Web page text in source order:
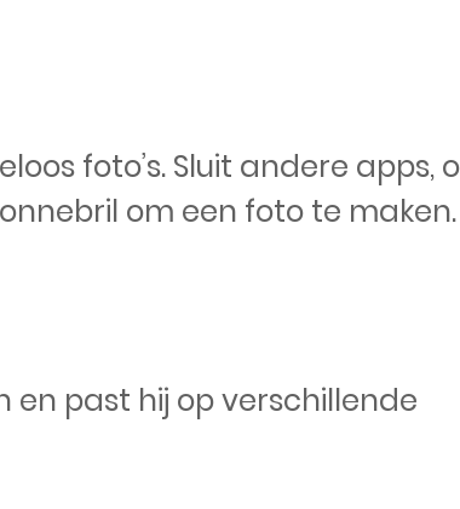
foto’s. Sluit andere apps,
om een foto te maken.
past hij op verschillende